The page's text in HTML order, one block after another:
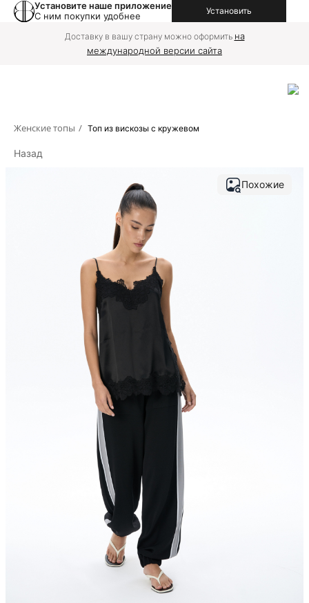
Установите наше приложение
С ним покупки удобнее
Установить
Доставку в вашу страну можно оформить на
международной версии сайта
Женские топы / Топ из вискозы с кружевом
Назад
Похожие